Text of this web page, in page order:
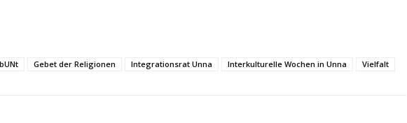
bUNt Gebet der Religionen Integrationsrat Unna Interkulturelle Wochen in Unna Vielfalt